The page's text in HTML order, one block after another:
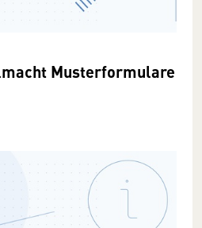
Musterformulare